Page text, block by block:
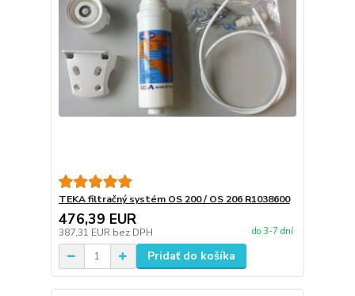
TEKA filtračný systém OS 200 / OS 206 R1038600
476,39 EUR
387,31 EUR bez DPH do 3-7 dní
Pridať do košíka